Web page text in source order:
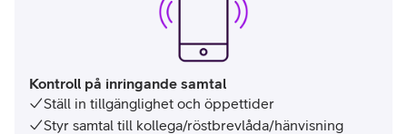
Kontroll på inringande samtal
Ställ in tillgänglighet och öppettider
Styr samtal till kollega/röstbrevlåda/hänvisning